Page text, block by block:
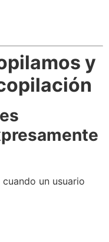
y
un usuario